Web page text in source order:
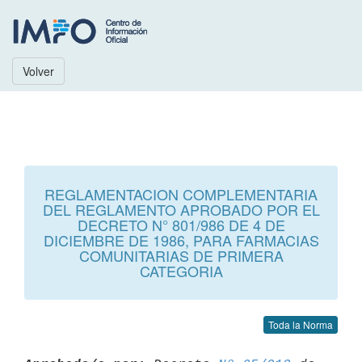
Volver
REGLAMENTACION COMPLEMENTARIA
DEL REGLAMENTO APROBADO POR EL
DECRETO N° 801/986 DE 4 DE
DICIEMBRE DE 1986, PARA FARMACIAS
COMUNITARIAS DE PRIMERA
CATEGORIA
Toda la Norma